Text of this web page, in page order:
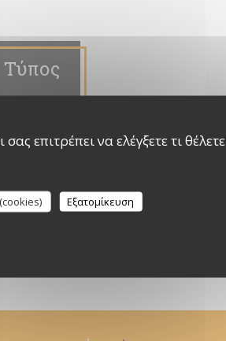
επιτρέπει να ελέγξετε τι θέλετε
Εξατομίκευση
Τύπος
ΠΑΡΆΘΥΡΟ))